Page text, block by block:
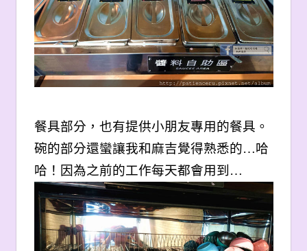
餐具部分，也有提供小朋友專用的餐具。
碗的部分還蠻讓我和麻吉覺得熟悉的…哈
哈！因為之前的工作每天都會用到…